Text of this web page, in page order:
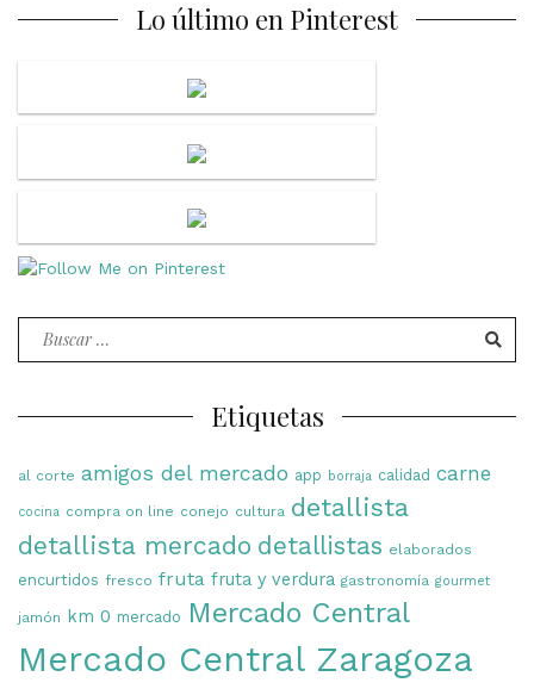
Lo último en Pinterest
Buscar
Etiquetas
al corte amigos del mercado app borraja calidad carne
cocina compra on line conejo cultura detallista
detallista mercado detallistas elaborados
encurtidos fresco fruta fruta y verdura gastronomía gourmet
jamón km 0 mercado Mercado Central
Mercado Central Zaragoza